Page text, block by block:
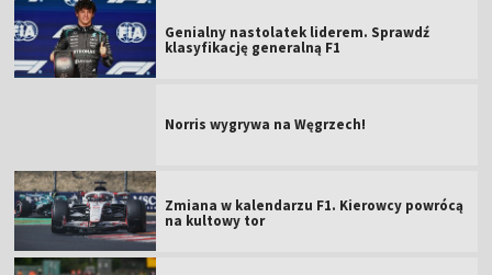
Genialny nastolatek liderem. Sprawdź
klasyfikację generalną F1
Norris wygrywa na Węgrzech!
Zmiana w kalendarzu F1. Kierowcy powrócą
na kultowy tor